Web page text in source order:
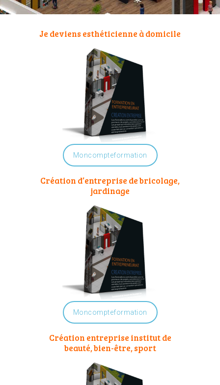
Je deviens esthéticienne à domicile
Moncompteformation
Création d’entreprise de bricolage,
jardinage
Moncompteformation
Création entreprise institut de
beauté, bien-être, sport